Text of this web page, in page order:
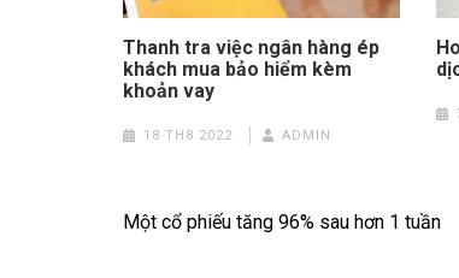
Thanh tra việc ngân hàng ép
khách mua bảo hiểm kèm
khoản vay
18 TH8 2022 ADMIN
Điều
Một cổ phiếu tăng 96% sau hơn 1 tuần